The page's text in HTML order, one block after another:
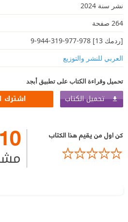
نشر سنة 2024
264 صفحة
[ردمك 13] 978-977-319-944-9
العربي للنشر والتوزيع
تحميل وقراءة الكتاب على تطبيق أبجد
تحميل الكتاب اشترك
كن اول من يقيم هذا الكتاب 10